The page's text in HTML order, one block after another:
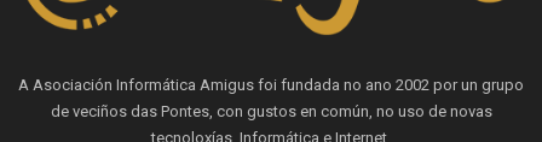
A Asociación Informática Amigus foi fundada no ano 2002 por un grupo
de veciños das Pontes, con gustos en común, no uso de novas
tecnoloxías, Informática e Internet.